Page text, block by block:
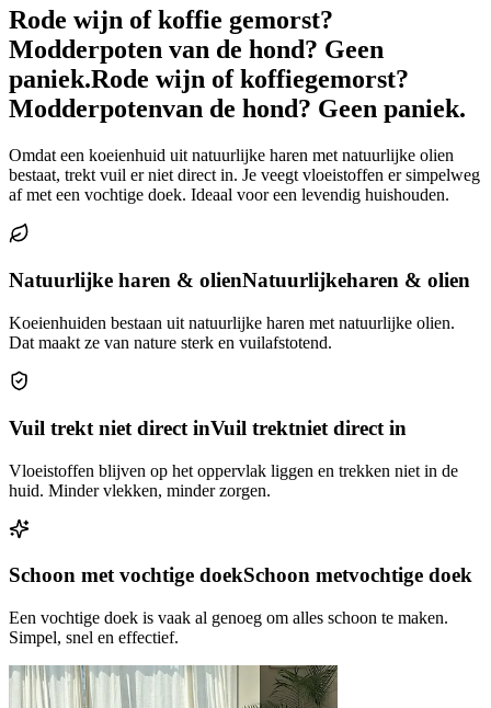
Rode wijn of koffie gemorst?
Modderpoten van de hond? Geen
paniek.Rode wijn of koffiegemorst?
Modderpotenvan de hond? Geen paniek.
Omdat een koeienhuid uit natuurlijke haren met natuurlijke olien
bestaat, trekt vuil er niet direct in. Je veegt vloeistoffen er simpelweg
af met een vochtige doek. Ideaal voor een levendig huishouden.
Natuurlijke haren & olienNatuurlijkeharen & olien
Koeienhuiden bestaan uit natuurlijke haren met natuurlijke olien.
Dat maakt ze van nature sterk en vuilafstotend.
Vuil trekt niet direct inVuil trektniet direct in
Vloeistoffen blijven op het oppervlak liggen en trekken niet in de
huid. Minder vlekken, minder zorgen.
Schoon met vochtige doekSchoon metvochtige doek
Een vochtige doek is vaak al genoeg om alles schoon te maken.
Simpel, snel en effectief.